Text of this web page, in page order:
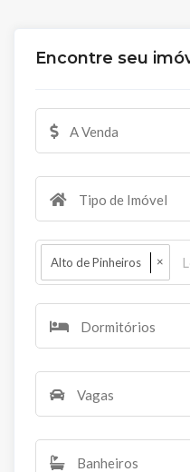
Encontre seu
A Venda
Tipo de Imóvel
Alto de Pinheiros ×
Dormitórios
Vagas
Banheiros